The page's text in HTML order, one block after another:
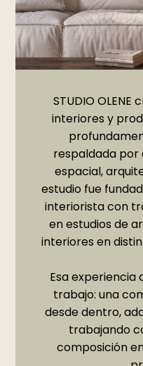
STUDIO
interiores y
respaldada por
espacial,
estudio fue
interiorista con
en estudios de
interiores en
Esa experiencia
trabajo: una
desde dentro,
trabajando
composición